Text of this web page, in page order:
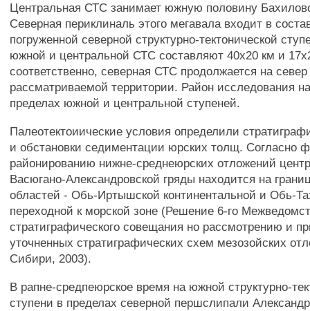
Центральная СТС занимает южную половину
Северная периклиналь этого мегавала входит в
погруженной северной структурно-тектонической
южной и центральной СТС составляют 40x20 км и
соответственно, северная СТС продолжается на
рассматриваемой территории. Район исследования
пределах южной и центральной ступеней.
Палеотектоиические условия определили
и обстановки седиментации юрских толщ. Согласно
районированию нижне-среднеюрских отложений
Васюгано-Александровской гряды находится на
областей - Обь-Иртышской континентальной и Обь-
переходной к морской зоне (Решение 6-го
стратиграфического совещания но рассмотрению и
уточненных стратиграфических схем мезозойских
Сибири, 2003).
В рапне-средпеюрское время на южной структурно-
ступени в пределах северной першслипали